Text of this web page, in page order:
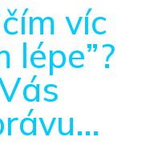
víc
lépe”?